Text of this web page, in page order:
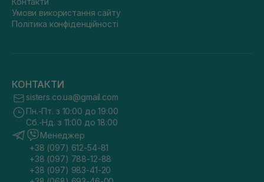
Умови використання сайту
Політика конфіденційності
КОНТАКТИ
sisters.co.ua@gmail.com
Пн.-Пт. з 10:00 до 19:00
Сб.-Нд. з 11:00 до 18:00
Менеджер
+38 (097) 612-54-81
+38 (097) 788-12-88
+38 (097) 983-41-20